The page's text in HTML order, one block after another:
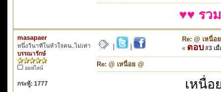
♥♥ รว
masapaer
หนึ่งวินาทีในหัวใจคน..ไม่เท่า
บรรณารักษ์
ออฟไลน์
กระทู้: 1777
Re: @ เหนื่อ
« ตอบ #3 เมื่
Re: @ เหนื่อย @
เหนื่อ